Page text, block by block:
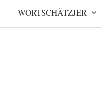
WORTSCHÄTZJER